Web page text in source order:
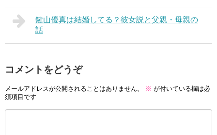
鍵山優真は結婚してる？彼女説と父親・母親の
話
コメントをどうぞ
メールアドレスが公開されることはありません。 ※ が付いている欄は必
須項目です